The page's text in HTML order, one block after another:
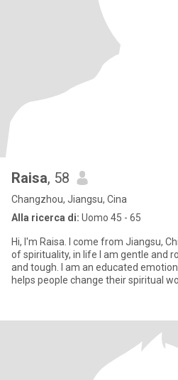
Raisa, 58
Changzhou, Jiangsu, Cina
Alla ricerca di: Uomo 45 - 65
Hi, I'm Raisa. I come from Jiangsu,
of spirituality, in life I am gentle and
and tough. I am an educated emotional healer. My profession
helps people change their spiritual